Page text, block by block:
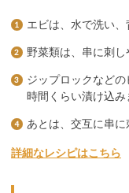
エビは、水で洗い、
野菜類は、串に刺し
ジップロックなど
時間くらい漬け込み
あとは、交互に串に
詳細なレシピはこちら